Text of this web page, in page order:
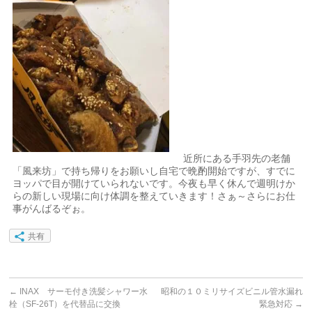
近所にある手羽先の老舗
「風来坊」で持ち帰りをお願いし自宅で晩酌開始ですが、すでに
ヨッパで目が開けていられないです。今夜も早く休んで週明けか
らの新しい現場に向け体調を整えていきます！さぁ～さらにお仕
事がんばるぞぉ。
共有
←
INAX サーモ付き洗髪シャワー水
栓（SF-26T）を代替品に交換
昭和の１０ミリサイズビニル管水漏れ
緊急対応 →